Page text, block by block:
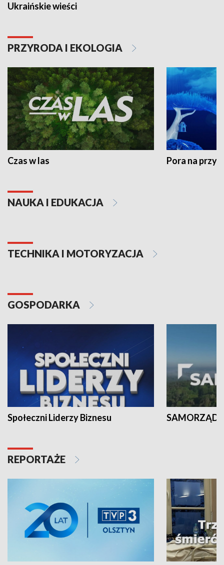
Ukraińskie wieści
PRZYRODA I EKOLOGIA
Czas w las Pora na
NAUKA I EDUKACJA
TECHNIKA I MOTORYZACJA
GOSPODARKA
Społeczni Liderzy Biznesu SAMORZĄD
REPORTAŻE